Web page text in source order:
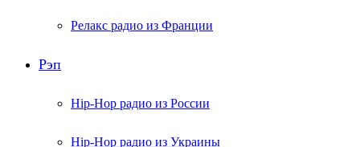
Релакс радио из Франции
Рэп
Hip-Hop радио из России
Hip-Hop радио из Украины